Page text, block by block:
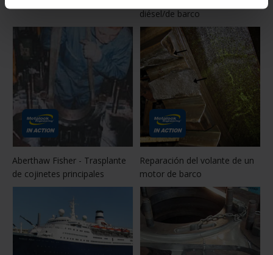
Aberthaw Fisher - Trasplante
de cojinetes principales
diésel/de barco
Reparación del volante de un
motor de barco